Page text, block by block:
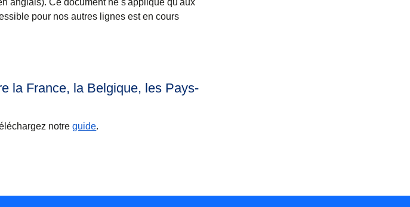
pour nos autres lignes est en cours
la France, la Belgique, les Pays-
notreguide((.